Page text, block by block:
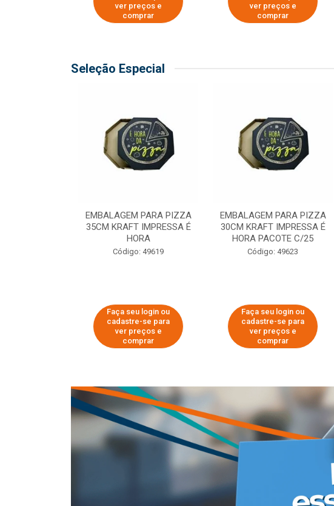
ver preços e
comprar
ver preços e
comprar
Seleção Especial
EMBALAGEM PARA PIZZA
35CM KRAFT IMPRESSA É
HORA
Código: 49619
Faça seu login ou
cadastre-se para
ver preços e
comprar
EMBALAGEM PARA PIZZA
30CM KRAFT IMPRESSA É
HORA PACOTE C/25
Código: 49623
Faça seu login ou
cadastre-se para
ver preços e
comprar